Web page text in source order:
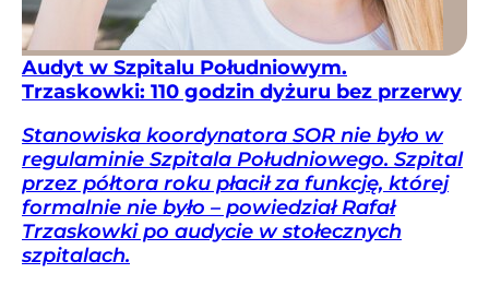
Audyt w Szpitalu Południowym.
Trzaskowki: 110 godzin dyżuru bez przerwy
Stanowiska koordynatora SOR nie było w
regulaminie Szpitala Południowego. Szpital
przez półtora roku płacił za funkcję, której
formalnie nie było – powiedział Rafał
Trzaskowki po audycie w stołecznych
szpitalach.